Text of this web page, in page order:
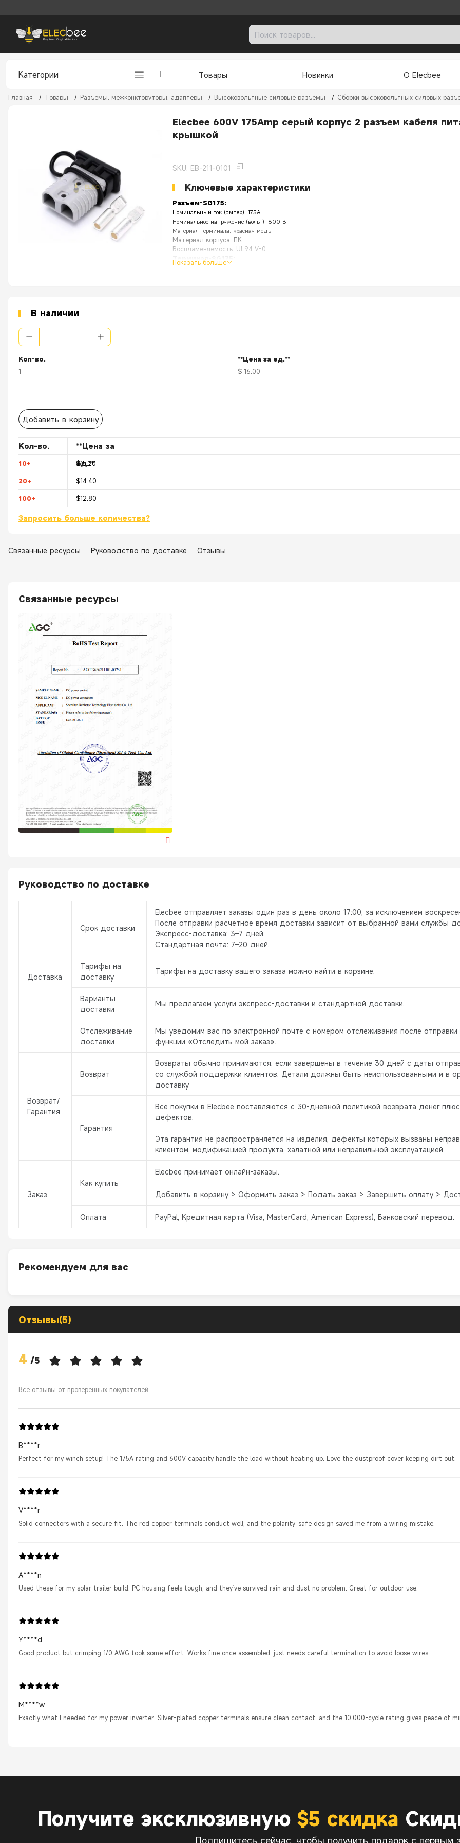
Категории Товары Новинки О Elecbee
Главная / Товары / Разъемы, межконкторуторы, адаптеры / Высоковольтные силовые разъемы / Сборки высоковольтных силовых
Elecbee 600V 175Amp серый корпус 2 разъем кабеля
крышкой
SKU: EB-211-0101
Ключевые характеристики
Разъем-SG175:
Номинальный ток (ампер): 175А
Номинальное напряжение (вольт): 600 В
Материал терминала: красная медь
Материал корпуса: ПК
Воспламеняемость: UL94 V-0
Терминал-SG175:
Материал терминала: посеребренная медь
Показать больше
В наличии
Кол-во.
1
**Цена за ед.**
$ 16.00
Добавить в корзину
Кол-во.
**Цена за
ед.**
10+ $15.20
20+ $14.40
100+ $12.80
Запросить больше количества?
Связанные ресурсы Руководство по доставке Отзывы
Связанные ресурсы
Руководство по доставке
Доставка
Срок доставки
Elecbee отправляет заказы один раз в день около 17:00, за исключением
После отправки расчетное время доставки зависит от выбранной вами службы
Экспресс-доставка: 3–7 дней.
Стандартная почта: 7–20 дней.
Тарифы на
доставку
Тарифы на доставку вашего заказа можно найти в корзине.
Варианты
доставки
Мы предлагаем услуги экспресс-доставки и стандартной доставки.
Отслеживание
доставки
Мы уведомим вас по электронной почте с номером отслеживания после
функции «Отследить мой заказ».
Возврат/
Гарантия
Возврат
Возвраты обычно принимаются, если завершены в течение 30 дней с даты
со службой поддержки клиентов. Детали должны быть неиспользованными и в
доставку
Гарантия
Все покупки в Elecbee поставляются с 30-дневной политикой возврата денег
дефектов.
Эта гарантия не распространяется на изделия, дефекты которых вызваны
клиентом, модификацией продукта, халатной или неправильной эксплуатацией
Заказ
Как купить
Elecbee принимает онлайн-заказы.
Добавить в корзину > Оформить заказ > Подать заказ > Завершить оплату >
Оплата PayPal, Кредитная карта (Visa, MasterCard, American Express), Банковский перевод.
Рекомендуем для вас
Отзывы(5)
4 /5
Все отзывы от проверенных покупателей
B****r
Perfect for my winch setup! The 175A rating and 600V capacity handle the load without heating up. Love the dustproof cover keeping dirt out.
V****r
Solid connectors with a secure fit. The red copper terminals conduct well, and the polarity-safe design saved me from a wiring mistake.
A****n
Used these for my solar trailer build. PC housing feels tough, and they’ve survived rain and dust no problem. Great for outdoor use.
Y****d
Good product but crimping 1/0 AWG took some effort. Works fine once assembled, just needs careful termination to avoid loose wires.
M****w
Exactly what I needed for my power inverter. Silver-plated copper terminals ensure clean contact, and the 10,000-cycle rating gives peace of
Получите эксклюзивную $5 скидка
Подпишитесь сейчас, чтобы получить подарок с первым